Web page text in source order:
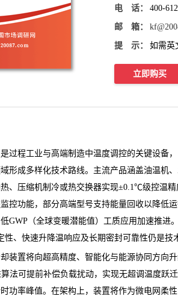
电 话： 400-
邮 箱：
提 示： 如需英
立即购买
是过程工业与高端制造中温度调控的关键设备
形成多样化技术路线。主流产品涵盖油温机
、压缩机制冷或热交换器实现±0.1℃级控温
控功能，部分高端型号支持能量回收以降低
GWP（全球变暖潜能值）工质应用加速推进
、快速升降温响应及长期密封可靠性仍是技
装置将向超高精度、智能化与能源协同方向
法可提前补偿负载扰动，实现无超调温度跃
功率峰值。在架构上，装置将作为微电网柔